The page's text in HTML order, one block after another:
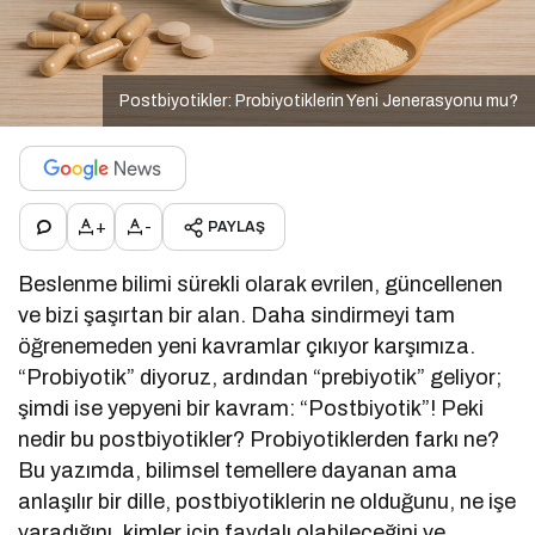
Postbiyotikler: Probiyotiklerin Yeni Jenerasyonu mu?
+ - PAYLAŞ
Beslenme bilimi sürekli olarak evrilen, güncellenen
ve bizi şaşırtan bir alan. Daha sindirmeyi tam
öğrenemeden yeni kavramlar çıkıyor karşımıza.
“Probiyotik” diyoruz, ardından “prebiyotik” geliyor;
şimdi ise yepyeni bir kavram: “Postbiyotik”! Peki
nedir bu postbiyotikler? Probiyotiklerden farkı ne?
Bu yazımda, bilimsel temellere dayanan ama
anlaşılır bir dille, postbiyotiklerin ne olduğunu, ne işe